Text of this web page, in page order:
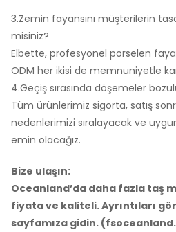
3.Zemin fayansını müşterilerin
misiniz?
Elbette, profesyonel porselen
ODM her ikisi de memnuniyetle
4.Geçiş sırasında döşemeler
Tüm ürünlerimiz sigorta, satış
nedenlerimizi sıralayacak ve
emin olacağız.
Bize ulaşın:
Oceanland’da daha fazla taş
fiyata ve kaliteli. Ayrıntıları
sayfamıza gidin.